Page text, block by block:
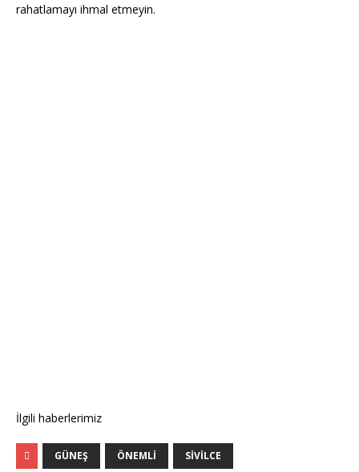
rahatlamayı ihmal etmeyin.
İlgili haberlerimiz
GÜNEŞ ÖNEMLI SIVILCE